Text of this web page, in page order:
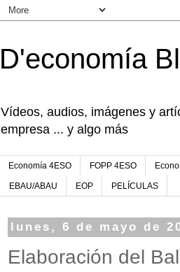
D'economía
Vídeos, audios, imágenes y
empresa ... y algo más
Economía 4ESO FOPP 4ESO
EBAU/ABAU EOP PELÍCULAS
lunes, 6 de mayo de
Elaboración del